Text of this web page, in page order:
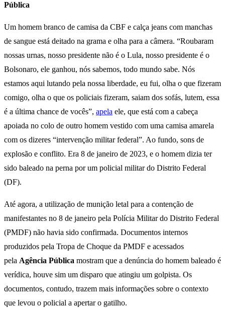
Pública
Um homem branco de camisa da CBF e calça jeans com manchas
de sangue está deitado na grama e olha para a câmera. “Roubaram
nossas urnas, nosso presidente não é o Lula, nosso presidente é o
Bolsonaro, ele ganhou, nós sabemos, todo mundo sabe. Nós
estamos aqui lutando pela nossa liberdade, eu fui, olha o que fizeram
comigo, olha o que os policiais fizeram, saiam dos sofás, lutem, essa
é a última chance de vocês”, apela ele, que está com a cabeça
apoiada no colo de outro homem vestido com uma camisa amarela
com os dizeres “intervenção militar federal”. Ao fundo, sons de
explosão e conflito. Era 8 de janeiro de 2023, e o homem dizia ter
sido baleado na perna por um policial militar do Distrito Federal
(DF).
Até agora, a utilização de munição letal para a contenção de
manifestantes no 8 de janeiro pela Polícia Militar do Distrito Federal
(PMDF) não havia sido confirmada. Documentos internos
produzidos pela Tropa de Choque da PMDF e acessados
pela Agência Pública mostram que a denúncia do homem baleado é
verídica, houve sim um disparo que atingiu um golpista. Os
documentos, contudo, trazem mais informações sobre o contexto
que levou o policial a apertar o gatilho.